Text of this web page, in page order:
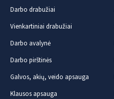
Darbo drabužiai
Vienkartiniai drabužiai
Darbo avalynė
Darbo pirštinės
Galvos, akių, veido apsauga
Klausos apsauga